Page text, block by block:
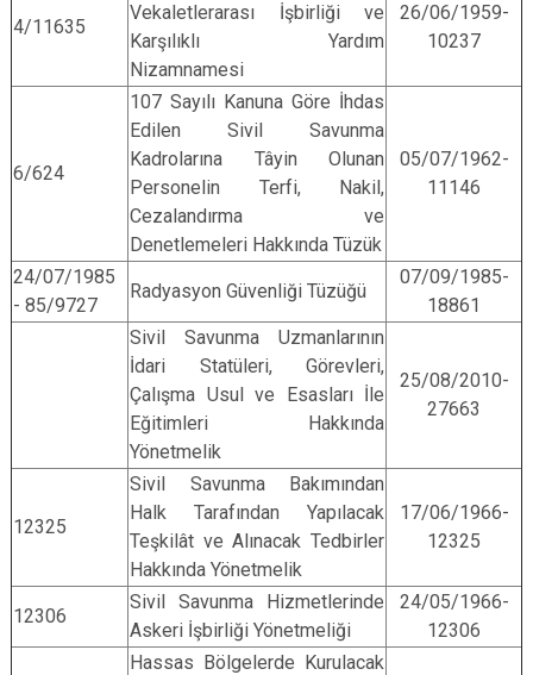
4/11635
Vekaletlerarası İşbirliği ve
Karşılıklı Yardım
Nizamnamesi
26/06/1959-
10237
6/624
107 Sayılı Kanuna Göre İhdas
Edilen Sivil Savunma
Kadrolarına Tâyin Olunan
Personelin Terfi, Nakil,
Cezalandırma ve
Denetlemeleri Hakkında Tüzük
05/07/1962-
11146
24/07/1985
- 85/9727
Radyasyon Güvenliği Tüzüğü
07/09/1985-
18861
Sivil Savunma Uzmanlarının
İdari Statüleri, Görevleri,
Çalışma Usul ve Esasları İle
Eğitimleri Hakkında
Yönetmelik
25/08/2010-
27663
12325
Sivil Savunma Bakımından
Halk Tarafından Yapılacak
Teşkilât ve Alınacak Tedbirler
Hakkında Yönetmelik
17/06/1966-
12325
12306
Sivil Savunma Hizmetlerinde
Askeri İşbirliği Yönetmeliği
24/05/1966-
12306
Hassas Bölgelerde Kurulacak